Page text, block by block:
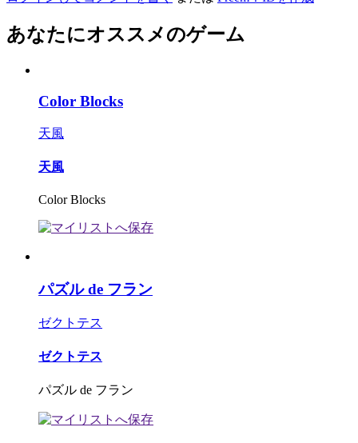
あなたにオススメのゲーム
Color Blocks
天風
天風
Color Blocks
パズル de フラン
ゼクトテス
ゼクトテス
パズル de フラン